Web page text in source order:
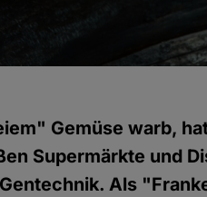
Gemüse warb,
Supermärkte und
Als